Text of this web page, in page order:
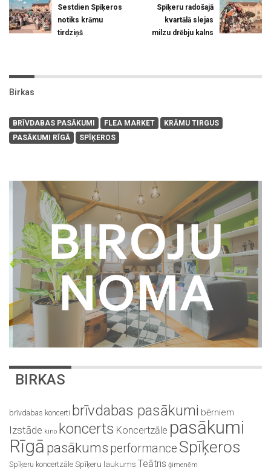
Sestdien Spīķeros
notiks krāmu
tirdziņš
Spīķeru radošajā
kvartālā slejas
milzu drēbju kalns
Birkas
BRĪVDABAS PASĀKUMI FLEA MARKET
KRĀMU TIRGUS
PASĀKUMI RĪGĀ
SPĪĶEROS
BIRKAS
brīvdabas koncerti brīvdabas pasākumi bērniem
Izstāde kino koncerts Koncertzāle pasākumi
Rīgā pasākums performance Spīķeros
Spīķeru koncertzāle Spīķeru laukums Teātris ģimenēm